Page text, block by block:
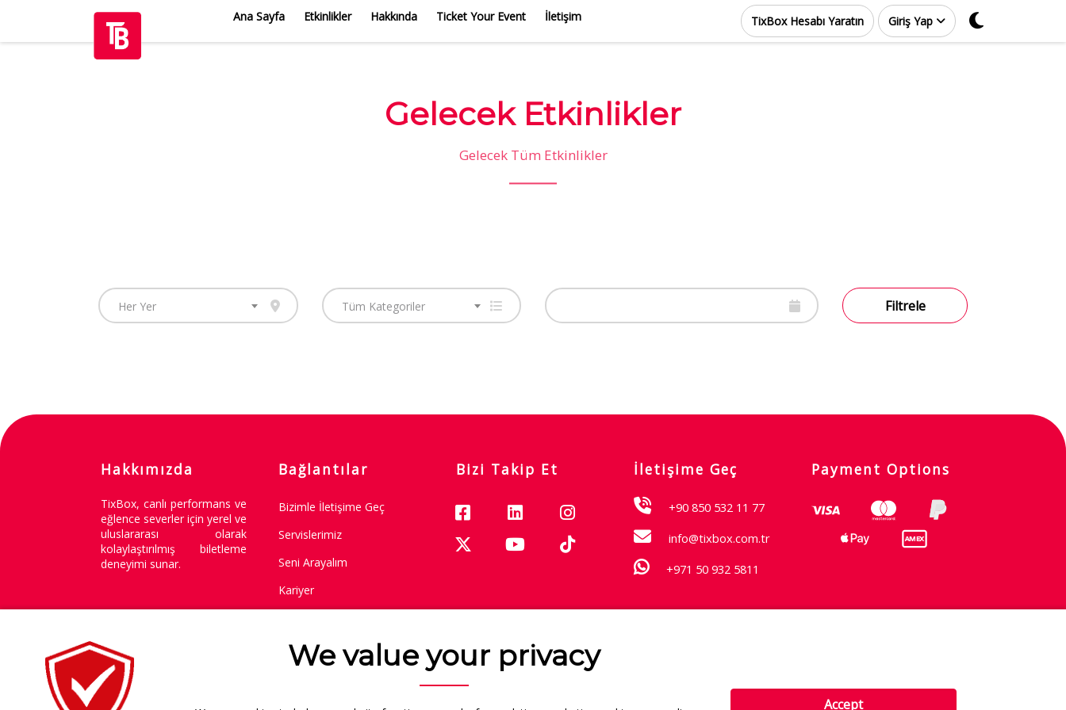
Ana Sayfa Etkinlikler Hakkında Ticket Your Event İletişim TixBox Hesabı Yaratın Giriş Yap
Gelecek Etkinlikler
Gelecek Tüm Etkinlikler
Her Yer Tüm Kategoriler Filtrele
Hakkımızda
TixBox, canlı performans ve
eğlence severler için yerel ve
uluslararası olarak
kolaylaştırılmış biletleme
deneyimi sunar.
Bağlantılar
Bizimle İletişime Geç
Servislerimiz
Seni Arayalım
Kariyer
Bizi Takip Et İletişime Geç
+90 850 532 11 77
info@tixbox.com.tr
+971 50 932 5811
Payment Options
Copyright © 2014-2026 Gizlilik İlkesi
We value your privacy
Accept